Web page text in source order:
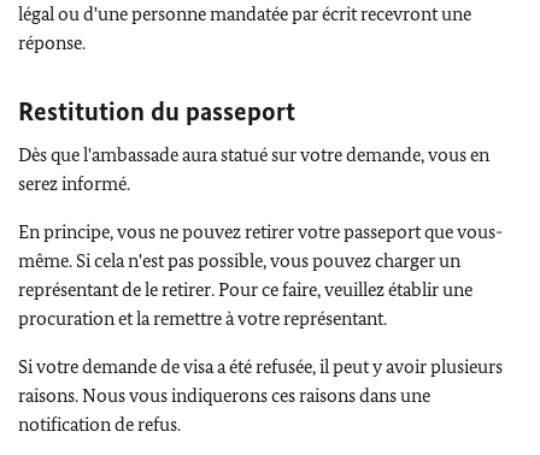
légal ou d'une personne mandatée par écrit recevront une
réponse.
Restitution du passeport
Dès que l'ambassade aura statué sur votre demande, vous en
serez informé.
En principe, vous ne pouvez retirer votre passeport que vous-
même. Si cela n'est pas possible, vous pouvez charger un
représentant de le retirer. Pour ce faire, veuillez établir une
procuration et la remettre à votre représentant.
Si votre demande de visa a été refusée, il peut y avoir plusieurs
raisons. Nous vous indiquerons ces raisons dans une
notification de refus.